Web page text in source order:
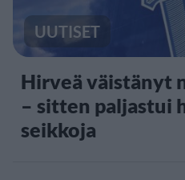
UUTISET
Hirveä väistänyt
– sitten paljastui
seikkoja